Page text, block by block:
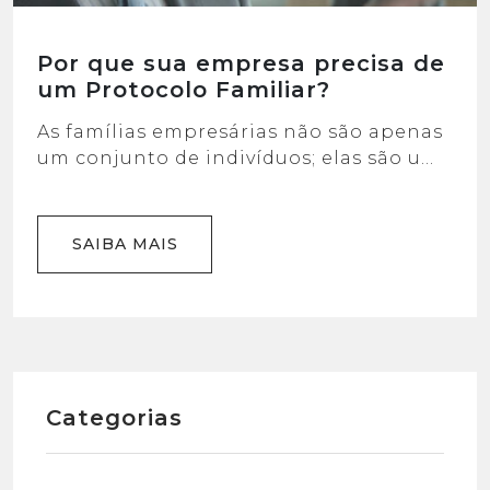
Categorias
Por que sua empresa precisa de
um Protocolo Familiar?
As famílias empresárias não são apenas
um conjunto de indivíduos; elas são uma
tradições que se entrelaçam com o
negócio. É por isso que ajudamos na
SAIBA MAIS